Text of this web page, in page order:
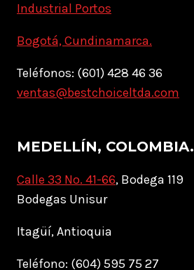
Industrial Portos
Bogotá, Cundinamarca.
Teléfonos: (601) 428 46 36
ventas@bestchoiceltda.com
MEDELLÍN, COLOMBIA.
Calle 33 No. 41-66, Bodega 119
Bodegas Unisur
Itagüí, Antioquia
Teléfono: (604) 595 75 27